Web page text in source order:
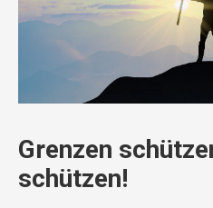
Grenzen
schützen!